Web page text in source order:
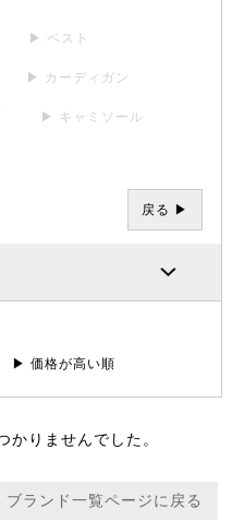
▶ ベスト
▶ カーディガン
▶ キャミソール
戻る ▶
▶ 価格が高い順
かりませんでした。
ブランド一覧ページに戻る